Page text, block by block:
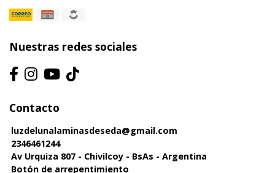
Nuestras redes sociales
Contacto
luzdelunalaminasdeseda@gmail.com
2346461244
Av Urquiza 807 - Chivilcoy - BsAs - Argentina
Botón de arrepentimiento